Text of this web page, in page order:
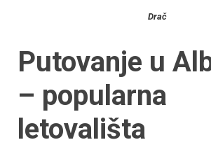
Drač
Putovanje u
– popularna
letovališta